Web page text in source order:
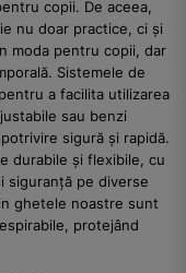
copii. De aceea,
nu doar practice, ci și
moda pentru copii, dar
Sistemele de
a facilita utilizarea
sau benzi
sigură și rapidă.
durabile și flexibile, cu
siguranță pe diverse
ghetele noastre sunt
protejând